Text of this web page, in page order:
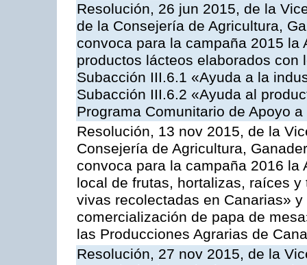
Resolución, 26 jun 2015, de la
de la Consejería de Agricultura,
convoca para la campaña 2015
productos lácteos elaborados
Subacción III.6.1 «Ayuda a la
Subacción III.6.2 «Ayuda al
Programa Comunitario de Apoyo
Resolución, 13 nov 2015, de la
Consejería de Agricultura,
convoca para la campaña 2016
local de frutas, hortalizas, raíces
vivas recolectadas en Canarias»
comercialización de papa de
las Producciones Agrarias de
Resolución, 27 nov 2015, de la